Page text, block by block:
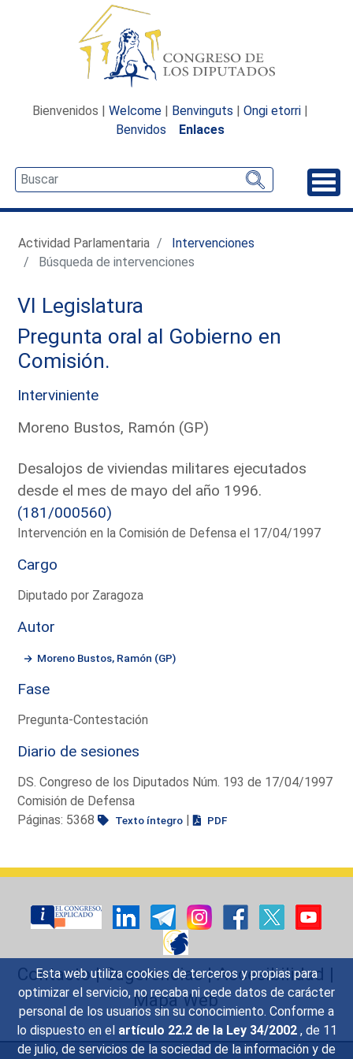
Esta web utiliza cookies de terceros y propias para
optimizar el servicio, no recaba ni cede datos de carácter
personal de los usuarios sin su conocimiento. Conforme a
lo dispuesto en el artículo 22.2 de la Ley 34/2002 , de 11
de julio, de servicios de la sociedad de la información y de
Bienvenidos | Welcome | Benvinguts | Ongi etorri |
Benvidos
Enlaces
Actividad Parlamentaria
Intervenciones
Búsqueda de intervenciones
VI Legislatura
Pregunta oral al Gobierno en
Comisión.
Interviniente
Moreno Bustos, Ramón (GP)
Desalojos de viviendas militares ejecutados
desde el mes de mayo del año 1996.
(181/000560)
Intervención en la Comisión de Defensa el 17/04/1997
Cargo
Diputado por Zaragoza
Autor
Moreno Bustos, Ramón (GP)
Fase
Pregunta-Contestación
Diario de sesiones
DS. Congreso de los Diputados Núm. 193 de 17/04/1997
Comisión de Defensa
Páginas: 5368
Texto íntegro | PDF
Contacto|Sugerencias|Accesibilidad |
Mapa Web